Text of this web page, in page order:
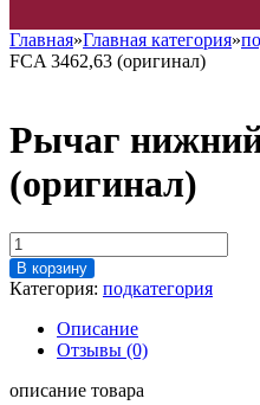
Главная»Главная категория»
FCA 3462,63 (оригинал)
Рычаг
(оригинал)
Количество
товара
Рычаг
нижний
FCA
3462,63
В корзину
Категория: подкатегория
Описание
Отзывы (0)
описание товара